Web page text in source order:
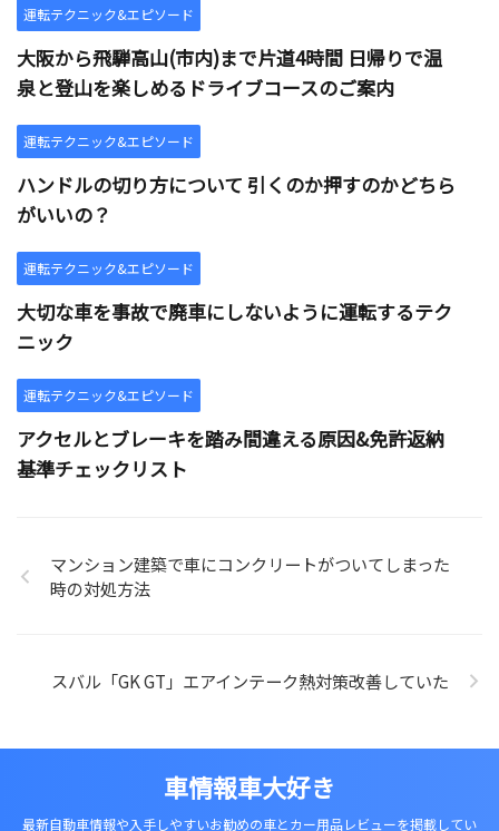
運転テクニック&エピソード
大阪から飛騨高山(市内)まで片道4時間 日帰りで温
泉と登山を楽しめるドライブコースのご案内
運転テクニック&エピソード
ハンドルの切り方について 引くのか押すのかどちら
がいいの？
運転テクニック&エピソード
大切な車を事故で廃車にしないように運転するテク
ニック
運転テクニック&エピソード
アクセルとブレーキを踏み間違える原因&免許返納
基準チェックリスト
マンション建築で車にコンクリートがついてしまった
時の対処方法
スバル「GK GT」エアインテーク熱対策改善していた
車情報車大好き
最新自動車情報や入手しやすいお勧めの車とカー用品レビューを掲載してい